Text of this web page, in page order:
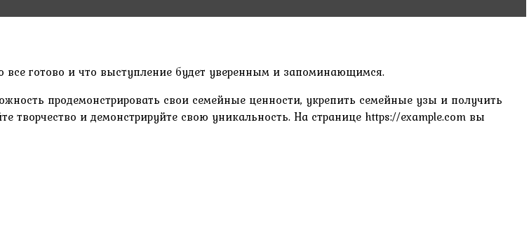
все готово и что выступление будет уверенным и запоминающимся.
продемонстрировать свои семейные ценности, укрепить семейные узы и получить
и демонстрируйте свою уникальность. На странице https://example.com вы